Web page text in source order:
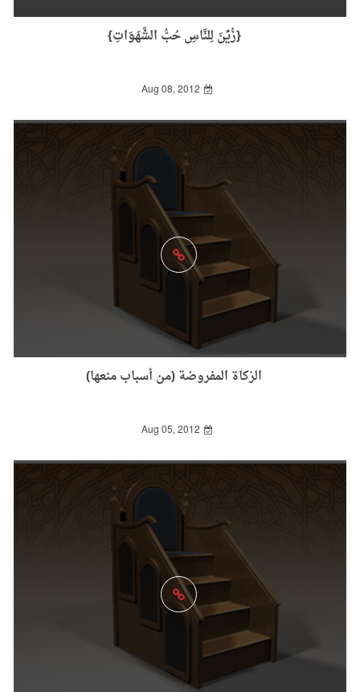
{زُيِّنَ لِلنَّاسِ حُبُّ الشَّهَوَاتِ}
Aug 08, 2012
الزكاة المفروضة (من أسباب منعها)
Aug 05, 2012